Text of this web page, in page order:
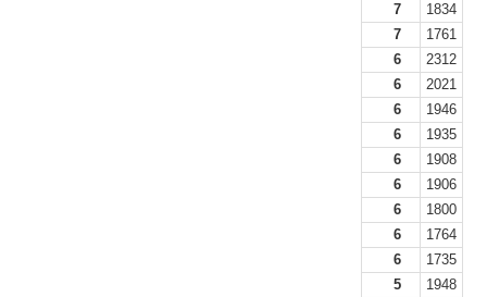
7
1834
7
1761
6
2312
6
2021
6
1946
6
1935
6
1908
6
1906
6
1800
6
1764
6
1735
5
1948